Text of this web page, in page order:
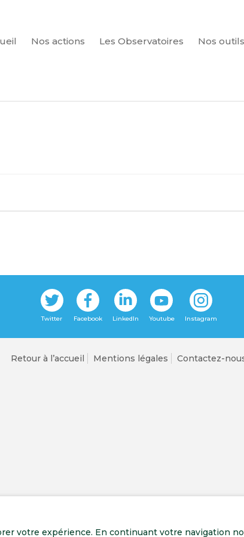
Nos actions Les Observatoires Nos outils
CHERCHER
Retour à l’accueil Mentions légales Contactez-
votre expérience. En continuant votre navigation